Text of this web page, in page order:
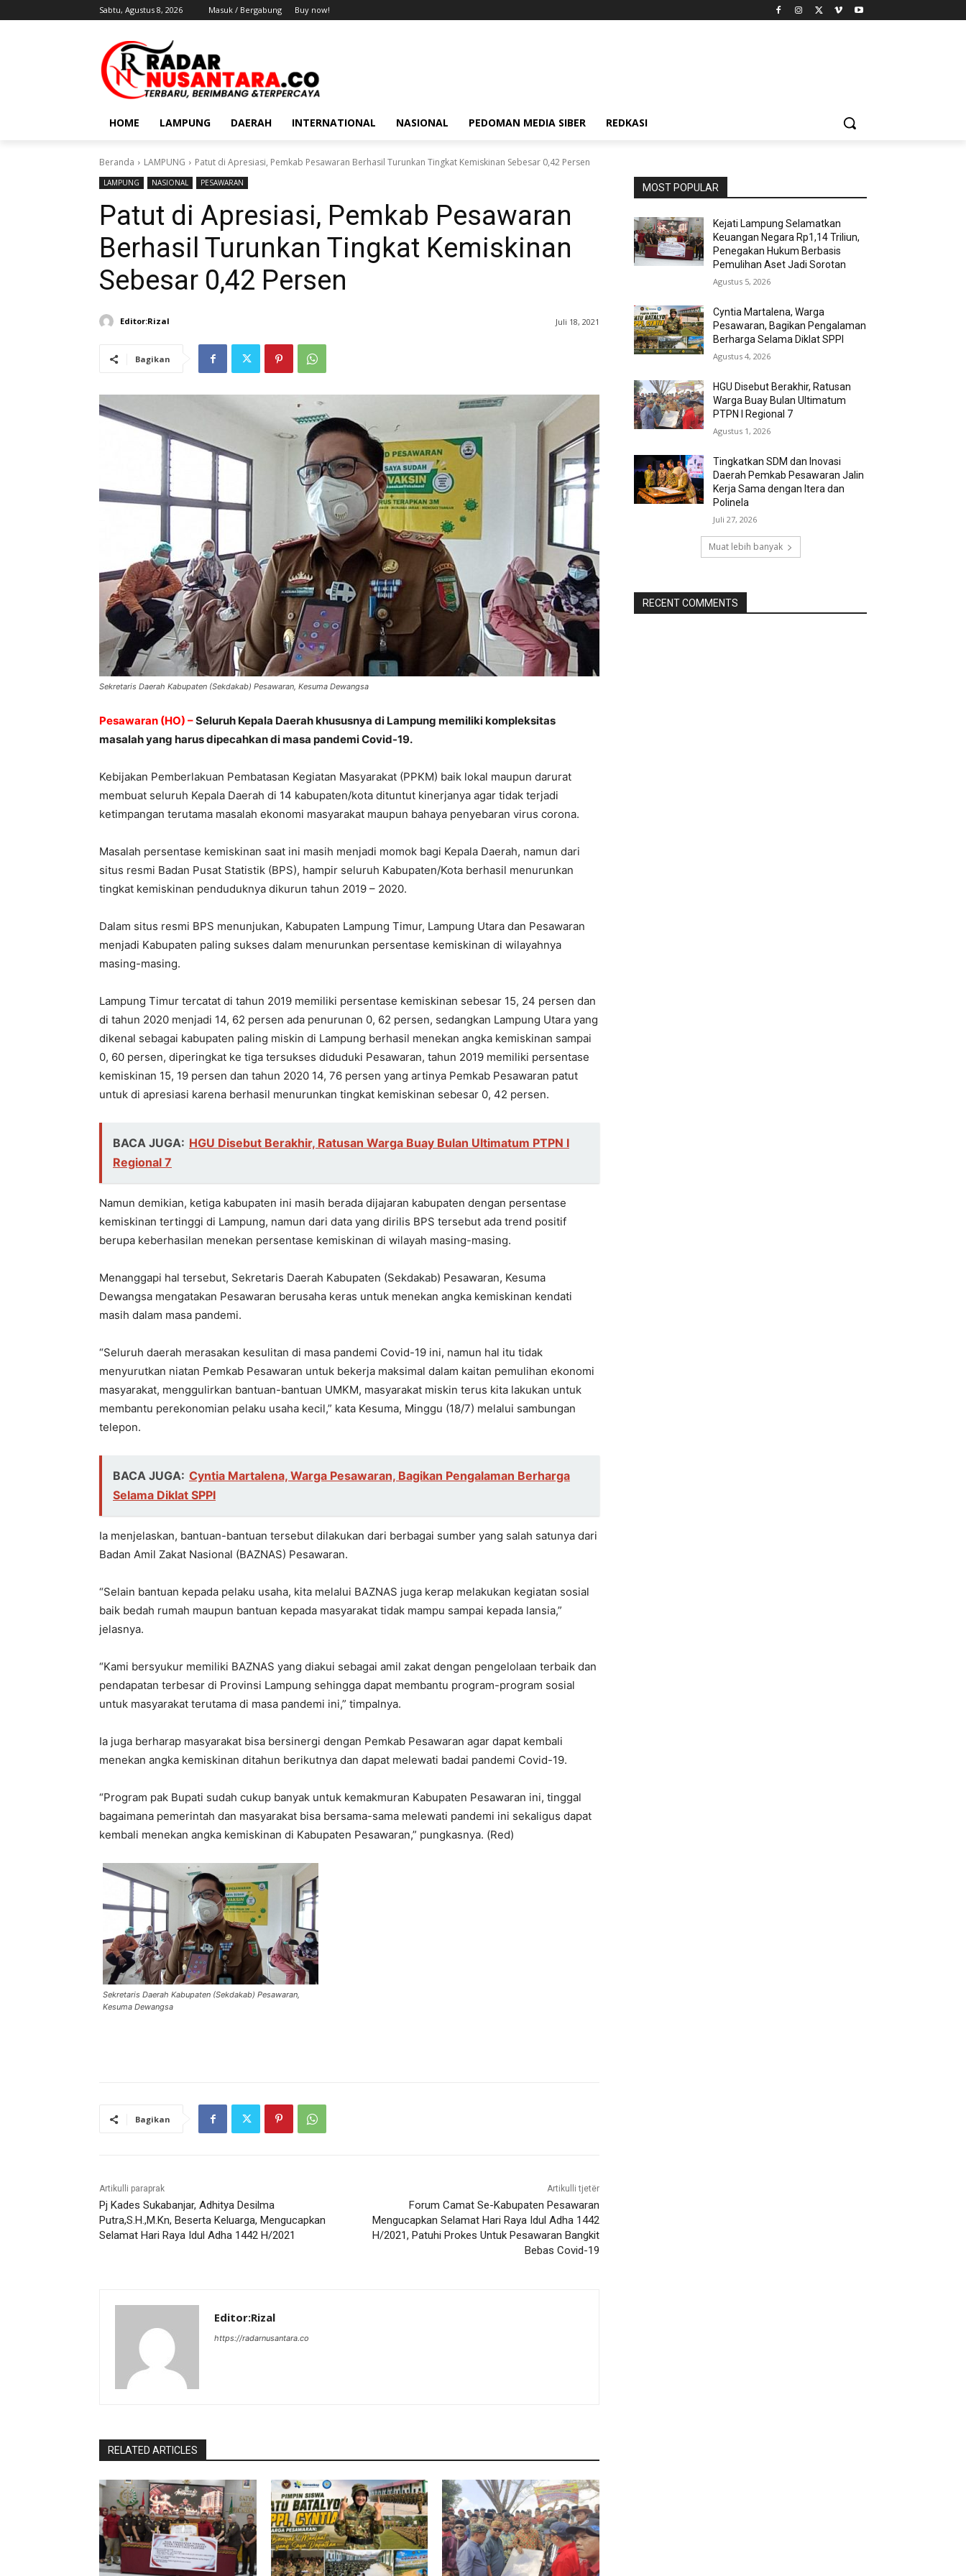
Sabtu, Agustus 8, 2026 Masuk / Bergabung Buy now!
HOME LAMPUNG DAERAH INTERNATIONAL NASIONAL PEDOMAN MEDIA SIBER REDKASI
Beranda LAMPUNG Patut di Apresiasi, Pemkab Pesawaran Berhasil Turunkan Tingkat Kemiskinan Sebesar 0,42 Persen
LAMPUNG NASIONAL PESAWARAN
Patut di Apresiasi, Pemkab Pesawaran
Berhasil Turunkan Tingkat Kemiskinan
Sebesar 0,42 Persen
Editor:Rizal Juli 18, 2021
Bagikan
Sekretaris Daerah Kabupaten (Sekdakab) Pesawaran, Kesuma Dewangsa
Pesawaran (HO) –Seluruh Kepala Daerah khususnya di Lampung memiliki kompleksitas
masalah yang harus dipecahkan di masa pandemi Covid-19.
Kebijakan Pemberlakuan Pembatasan Kegiatan Masyarakat (PPKM) baik lokal maupun darurat
membuat seluruh Kepala Daerah di 14 kabupaten/kota dituntut kinerjanya agar tidak terjadi
ketimpangan terutama masalah ekonomi masyarakat maupun bahaya penyebaran virus corona.
Masalah persentase kemiskinan saat ini masih menjadi momok bagi Kepala Daerah, namun dari
situs resmi Badan Pusat Statistik (BPS), hampir seluruh Kabupaten/Kota berhasil menurunkan
tingkat kemiskinan penduduknya dikurun tahun 2019 – 2020.
Dalam situs resmi BPS menunjukan, Kabupaten Lampung Timur, Lampung Utara dan Pesawaran
menjadi Kabupaten paling sukses dalam menurunkan persentase kemiskinan di wilayahnya
masing-masing.
Lampung Timur tercatat di tahun 2019 memiliki persentase kemiskinan sebesar 15, 24 persen dan
di tahun 2020 menjadi 14, 62 persen ada penurunan 0, 62 persen, sedangkan Lampung Utara yang
dikenal sebagai kabupaten paling miskin di Lampung berhasil menekan angka kemiskinan sampai
0, 60 persen, diperingkat ke tiga tersukses diduduki Pesawaran, tahun 2019 memiliki persentase
kemiskinan 15, 19 persen dan tahun 2020 14, 76 persen yang artinya Pemkab Pesawaran patut
untuk di apresiasi karena berhasil menurunkan tingkat kemiskinan sebesar 0, 42 persen.
BACA JUGA: HGU Disebut Berakhir, Ratusan Warga Buay Bulan Ultimatum PTPN I
Regional 7
Namun demikian, ketiga kabupaten ini masih berada dijajaran kabupaten dengan persentase
kemiskinan tertinggi di Lampung, namun dari data yang dirilis BPS tersebut ada trend positif
berupa keberhasilan menekan persentase kemiskinan di wilayah masing-masing.
Menanggapi hal tersebut, Sekretaris Daerah Kabupaten (Sekdakab) Pesawaran, Kesuma
Dewangsa mengatakan Pesawaran berusaha keras untuk menekan angka kemiskinan kendati
masih dalam masa pandemi.
“Seluruh daerah merasakan kesulitan di masa pandemi Covid-19 ini, namun hal itu tidak
menyurutkan niatan Pemkab Pesawaran untuk bekerja maksimal dalam kaitan pemulihan ekonomi
masyarakat, menggulirkan bantuan-bantuan UMKM, masyarakat miskin terus kita lakukan untuk
membantu perekonomian pelaku usaha kecil,” kata Kesuma, Minggu (18/7) melalui sambungan
telepon.
BACA JUGA: Cyntia Martalena, Warga Pesawaran, Bagikan Pengalaman Berharga
Selama Diklat SPPI
Ia menjelaskan, bantuan-bantuan tersebut dilakukan dari berbagai sumber yang salah satunya dari
Badan Amil Zakat Nasional (BAZNAS) Pesawaran.
“Selain bantuan kepada pelaku usaha, kita melalui BAZNAS juga kerap melakukan kegiatan sosial
baik bedah rumah maupun bantuan kepada masyarakat tidak mampu sampai kepada lansia,”
jelasnya.
“Kami bersyukur memiliki BAZNAS yang diakui sebagai amil zakat dengan pengelolaan terbaik dan
pendapatan terbesar di Provinsi Lampung sehingga dapat membantu program-program sosial
untuk masyarakat terutama di masa pandemi ini,” timpalnya.
Ia juga berharap masyarakat bisa bersinergi dengan Pemkab Pesawaran agar dapat kembali
menekan angka kemiskinan ditahun berikutnya dan dapat melewati badai pandemi Covid-19.
“Program pak Bupati sudah cukup banyak untuk kemakmuran Kabupaten Pesawaran ini, tinggal
bagaimana pemerintah dan masyarakat bisa bersama-sama melewati pandemi ini sekaligus dapat
kembali menekan angka kemiskinan di Kabupaten Pesawaran,” pungkasnya. (Red)
Sekretaris Daerah Kabupaten (Sekdakab) Pesawaran,
Kesuma Dewangsa
Bagikan
Artikulli paraprak
Pj Kades Sukabanjar, Adhitya Desilma
Putra,S.H.,M.Kn, Beserta Keluarga, Mengucapkan
Selamat Hari Raya Idul Adha 1442 H/2021
Artikulli tjetër
Forum Camat Se-Kabupaten Pesawaran
Mengucapkan Selamat Hari Raya Idul Adha 1442
H/2021, Patuhi Prokes Untuk Pesawaran Bangkit
Bebas Covid-19
Editor:Rizal
https://radarnusantara.co
RELATED ARTICLES
MOST POPULAR
Kejati Lampung Selamatkan
Keuangan Negara Rp1,14 Triliun,
Penegakan Hukum Berbasis
Pemulihan Aset Jadi Sorotan
Agustus 5, 2026
Cyntia Martalena, Warga
Pesawaran, Bagikan Pengalaman
Berharga Selama Diklat SPPI
Agustus 4, 2026
HGU Disebut Berakhir, Ratusan
Warga Buay Bulan Ultimatum
PTPN I Regional 7
Agustus 1, 2026
Tingkatkan SDM dan Inovasi
Daerah Pemkab Pesawaran Jalin
Kerja Sama dengan Itera dan
Polinela
Juli 27, 2026
Muat lebih banyak
RECENT COMMENTS